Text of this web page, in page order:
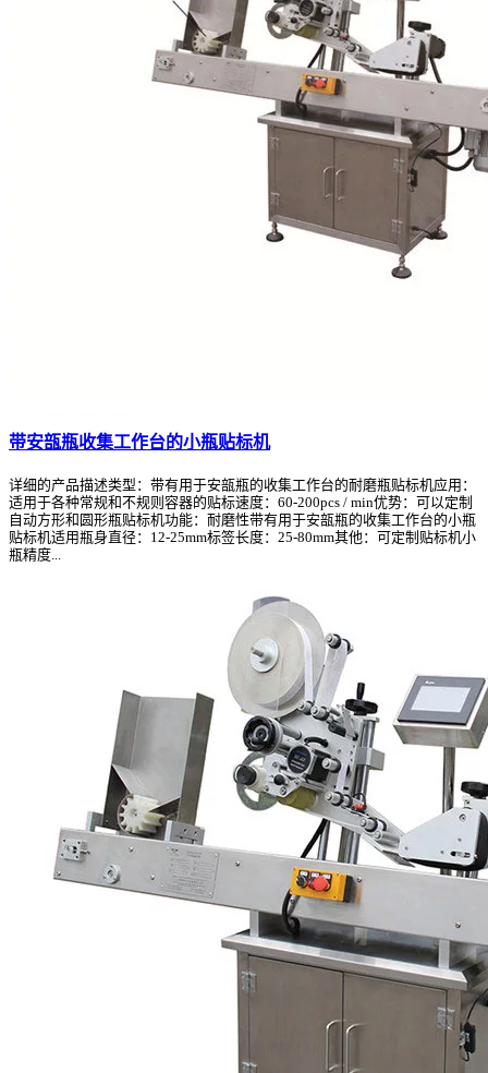
带安瓿瓶收集工作台的小瓶贴标机
详细的产品描述类型：带有用于安瓿瓶的收集工作台的耐磨瓶贴标机应用：
适用于各种常规和不规则容器的贴标速度：60-200pcs / min优势：可以定制
自动方形和圆形瓶贴标机功能：耐磨性带有用于安瓿瓶的收集工作台的小瓶
贴标机适用瓶身直径：12-25mm标签长度：25-80mm其他：可定制贴标机小
瓶精度...